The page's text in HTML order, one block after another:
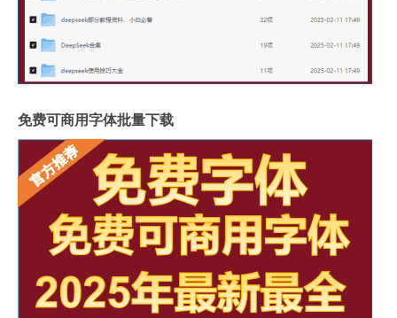
免费可商用字体批量下载